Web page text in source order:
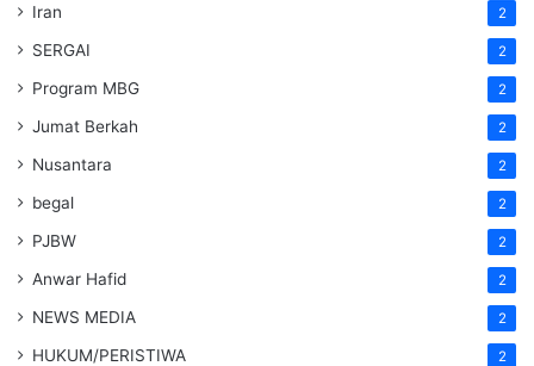
Iran 2
SERGAI 2
Program MBG 2
Jumat Berkah 2
Nusantara 2
begal 2
PJBW 2
Anwar Hafid 2
NEWS MEDIA 2
HUKUM/PERISTIWA 2